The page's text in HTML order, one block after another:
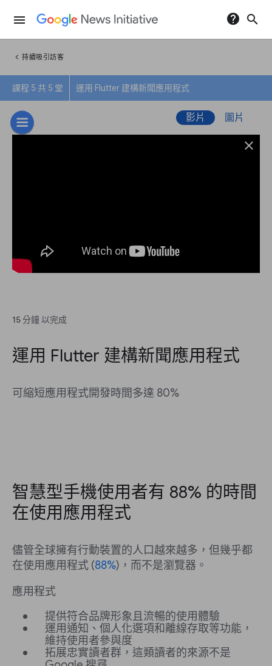
menu help search
chevron_left 持續吸引訪客
課程 5 共 5 堂 運用 Flutter 建構新聞應用程式
影片 圖片
close
15 分鐘 以完成
運用 Flutter 建構新聞應用程式
可縮短應用程式開發時間多達 80%
智慧型手機使用者有 88% 的時間
在使用應用程式
儘管全球擁有行動裝置的人口越來越多，但幾乎都
在使用應用程式 (88%)，而不是瀏覽器。
應用程式
提供符合品牌形象且流暢的使用體驗
運用通知、個人化選項和離線存取等功能，
維持使用者參與度
拓展忠實讀者群，這類讀者的來源不是